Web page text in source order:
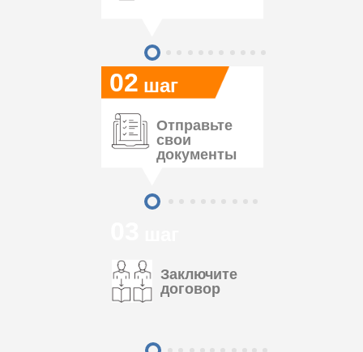
02 шаг
Отправьте
свои
документы
Заключите
договор